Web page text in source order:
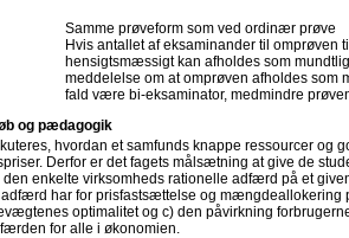
Samme prøveform som ved ordinær prøve
Hvis antallet af eksaminander til omprøven
hensigtsmæssigt kan afholdes som
meddelelse om at omprøven afholdes som
fald være bi-eksaminator, medmindre
og pædagogik
hvordan et samfunds knappe ressourcer og
Derfor er det fagets målsætning at give de
enkelte virksomheds rationelle adfærd på et
har for prisfastsættelse og mængdeallokering
optimalitet og c) den påvirkning
for alle i økonomien.